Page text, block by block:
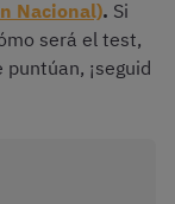
Nacional). Si
será el test,
¡seguid